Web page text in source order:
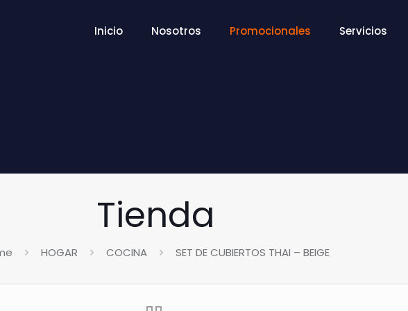
Inicio Nosotros Promocionales Servicios
Tienda
HOGAR COCINA SET DE CUBIERTOS THAI – BEIGE